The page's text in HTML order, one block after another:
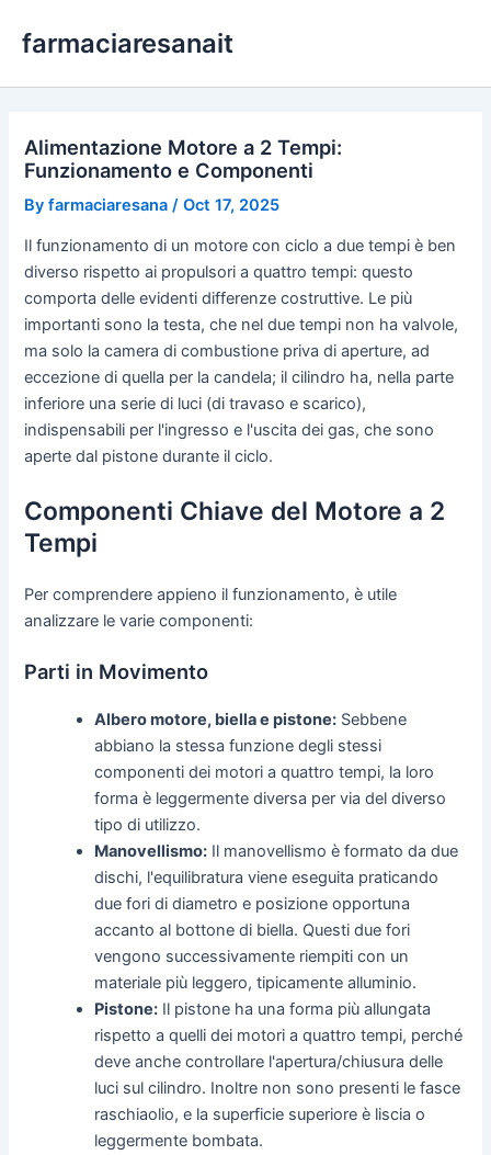
farmaciaresanait
Alimentazione Motore a 2 Tempi:
Funzionamento e Componenti
Byfarmaciaresana /Oct 17, 2025
Il funzionamento di un motore con ciclo a due tempi è ben
diverso rispetto ai propulsori a quattro tempi: questo
comporta delle evidenti differenze costruttive. Le più
importanti sono la testa, che nel due tempi non ha valvole,
ma solo la camera di combustione priva di aperture, ad
eccezione di quella per la candela; il cilindro ha, nella parte
inferiore una serie di luci (di travaso e scarico),
indispensabili per l'ingresso e l'uscita dei gas, che sono
aperte dal pistone durante il ciclo.
Componenti Chiave del Motore a 2
Tempi
Per comprendere appieno il funzionamento, è utile
analizzare le varie componenti:
Parti in Movimento
Albero motore, biella e pistone: Sebbene
abbiano la stessa funzione degli stessi
componenti dei motori a quattro tempi, la loro
forma è leggermente diversa per via del diverso
tipo di utilizzo.
Manovellismo: Il manovellismo è formato da due
dischi, l'equilibratura viene eseguita praticando
due fori di diametro e posizione opportuna
accanto al bottone di biella. Questi due fori
vengono successivamente riempiti con un
materiale più leggero, tipicamente alluminio.
Pistone: Il pistone ha una forma più allungata
rispetto a quelli dei motori a quattro tempi, perché
deve anche controllare l'apertura/chiusura delle
luci sul cilindro. Inoltre non sono presenti le fasce
raschiaolio, e la superficie superiore è liscia o
leggermente bombata.